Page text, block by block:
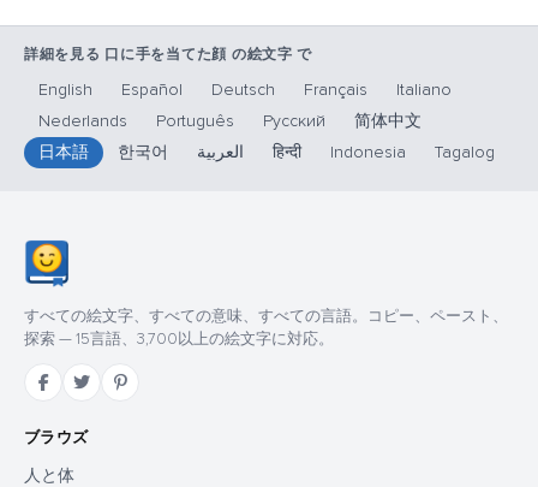
詳細を見る 口に手を当てた顔 の絵文字 で
English Español Deutsch Français
Italiano
Nederlands
Português Русский
简体中文
日本語
한국어 العربية हिन्दी Indonesia Tagalog
すべての絵文字、すべての意味、すべての言語。コピー、ペースト、
探索 — 15言語、3,700以上の絵文字に対応。
ブラウズ
人と体